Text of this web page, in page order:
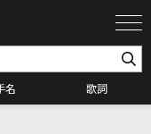
名 歌詞